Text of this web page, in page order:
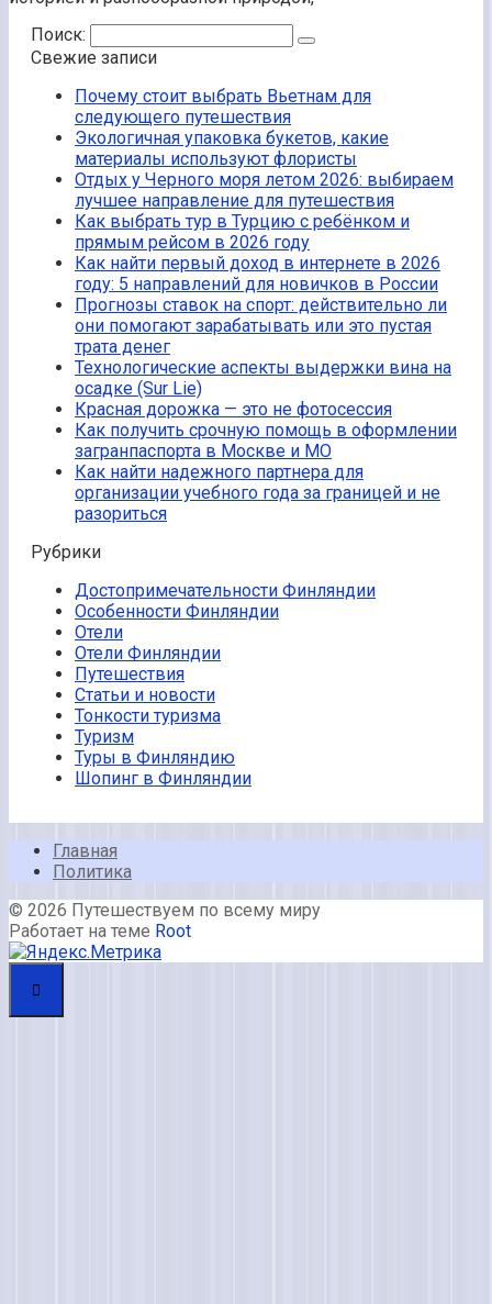
Поиск:
Свежие записи
Почему стоит выбрать Вьетнам для
следующего путешествия
Экологичная упаковка букетов, какие
материалы используют флористы
Отдых у Черного моря летом 2026: выбираем
лучшее направление для путешествия
Как выбрать тур в Турцию с ребёнком и
прямым рейсом в 2026 году
Как найти первый доход в интернете в 2026
году: 5 направлений для новичков в России
Прогнозы ставок на спорт: действительно ли
они помогают зарабатывать или это пустая
трата денег
Технологические аспекты выдержки вина на
осадке (Sur Lie)
Красная дорожка — это не фотосессия
Как получить срочную помощь в оформлении
загранпаспорта в Москве и МО
Как найти надежного партнера для
организации учебного года за границей и не
разориться
Рубрики
Достопримечательности Финляндии
Особенности Финляндии
Отели
Отели Финляндии
Путешествия
Статьи и новости
Тонкости туризма
Туризм
Туры в Финляндию
Шопинг в Финляндии
Главная
Политика
© 2026 Путешествуем по всему миру
Работает на теме Root